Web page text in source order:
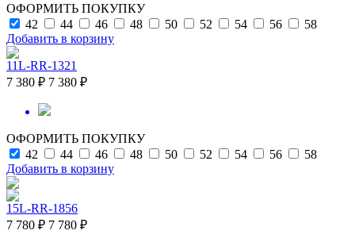
ОФОРМИТЬ ПОКУПКУ
42
44 46 48 50 52 54 56
58
Добавить в корзину
11L-RR-1321
7 380 ₽ 7 380 ₽
ОФОРМИТЬ ПОКУПКУ
42
44 46 48 50 52 54 56
58
Добавить в корзину
15L-RR-1856
7 780 ₽ 7 780 ₽